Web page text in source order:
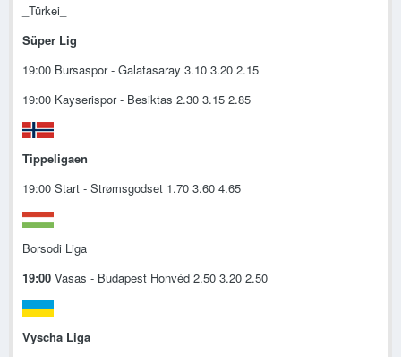
_Türkei_
Süper Lig
19:00 Bursaspor - Galatasaray 3.10 3.20 2.15
19:00 Kayserispor - Besiktas 2.30 3.15 2.85
Tippeligaen
19:00 Start - Strømsgodset 1.70 3.60 4.65
Borsodi Liga
19:00 Vasas - Budapest Honvéd 2.50 3.20 2.50
Vyscha Liga